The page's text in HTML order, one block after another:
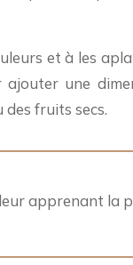
et à les
une
fruits secs.
apprenant la